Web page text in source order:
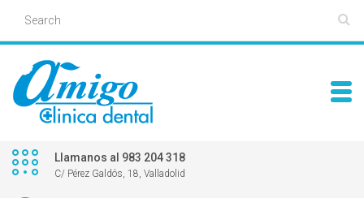
Llamanos al 983 204 318
C/ Pérez Galdós, 18, Valladolid